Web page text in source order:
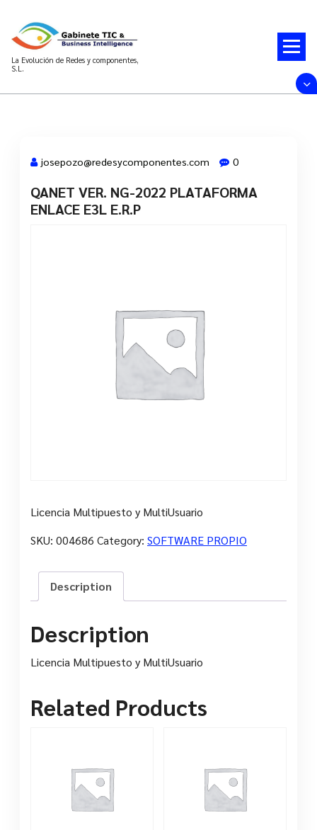
contenido
La Evolución de Redes y componentes,
S.L.
28 Mar, 2022
josepozo@redesycomponentes.com 0
QANET VER. NG-2022 PLATAFORMA
ENLACE E3L E.R.P
Licencia Multipuesto y MultiUsuario
SKU: 004686 Category: SOFTWARE PROPIO
Description
Description
Licencia Multipuesto y MultiUsuario
Related Products